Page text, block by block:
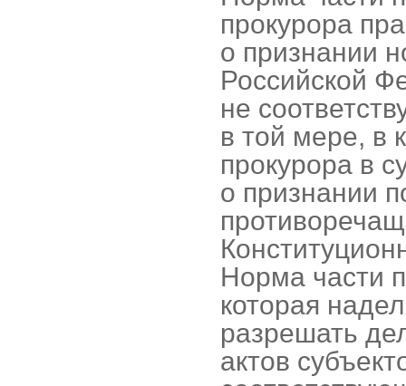
прокурора
о признании
Российской
не
в той мере, в
прокурора в
о признании
Норма части
которая
разрешать
актов